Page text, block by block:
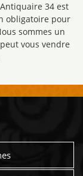
34 est
obligatoire pour
sommes un
vous vendre